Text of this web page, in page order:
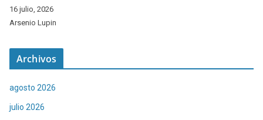
16 julio, 2026
Arsenio Lupin
Archivos
agosto 2026
julio 2026